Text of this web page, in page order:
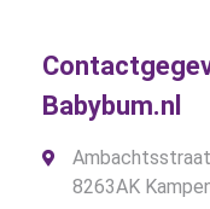
Babybum.nl
8263AK